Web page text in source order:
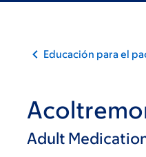
Educación para el
Adult